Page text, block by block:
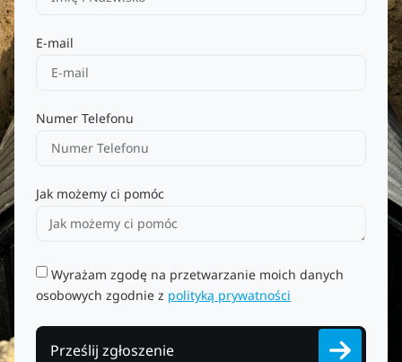
E-mail
Numer Telefonu
Jak możemy ci pomóc
Wyrażam zgodę na przetwarzanie moich danych
osobowych zgodnie z polityką prywatności
Prześlij zgłoszenie